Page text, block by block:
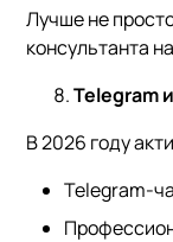
Лучше не
консультанта
Telegram
В 2026 году
Telegram-